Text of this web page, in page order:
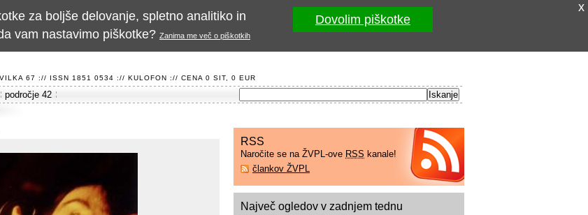
67 :// ISSN 1851 0534 :// KULOFON :// CENA 0 SIT, 0 EUR
področje 42
RSS
Naročite se na ŽVPL-ove RSS kanale!
člankov ŽVPL
Največ ogledov v zadnjem tednu
x
za boljše delovanje, spletno analitiko in
vam nastavimo piškotke? Zanima me več o piškotkih
Dovolim piškotke